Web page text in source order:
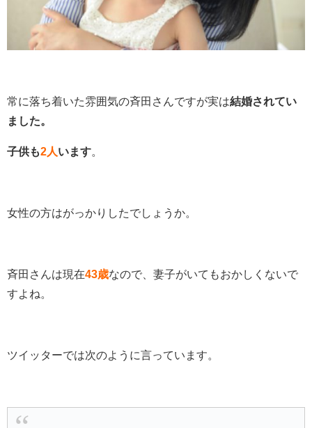
常に落ち着いた雰囲気の斉田さんですが実は結婚されてい
ました。
子供も2人います。
女性の方はがっかりしたでしょうか。
斉田さんは現在43歳なので、妻子がいてもおかしくないで
すよね。
ツイッターでは次のように言っています。